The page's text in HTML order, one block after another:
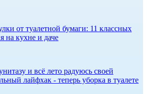
от туалетной бумаги: 11 классных
на кухне и даче
и всё лето радуюсь своей
лайфхак - теперь уборка в туалете